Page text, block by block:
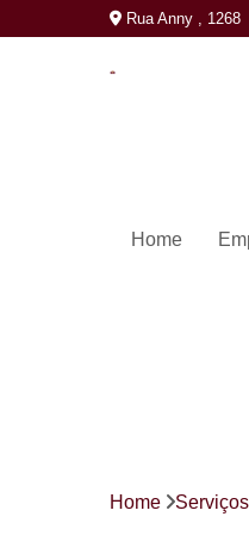
Rua Anny , 1268
Home
Home Serviços